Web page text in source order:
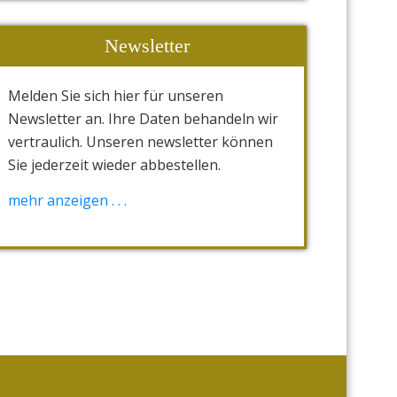
Newsletter
Melden Sie sich hier für unseren
Newsletter an. Ihre Daten behandeln wir
vertraulich. Unseren newsletter können
Sie jederzeit wieder abbestellen.
mehr anzeigen . . .